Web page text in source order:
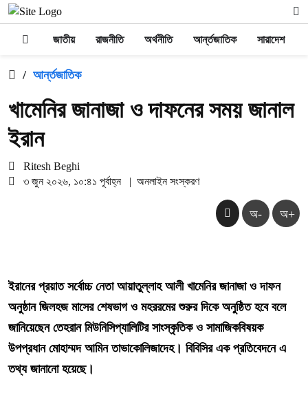
জাতীয় রাজনীতি অর্থনীতি আর্ন্তজাতিক সারাদেশ
/ আর্ন্তজাতিক
খামেনির জানাজা ও দাফনের সময় জানাল
ইরান
Ritesh Beghi
৩ জুন ২০২৬, ১০:৪১ পূর্বাহ্ন
| অনলাইন সংস্করণ
অ- অ+
ইরানের প্রয়াত সর্বোচ্চ নেতা আয়াতুল্লাহ আলী খামেনির জানাজা ও দাফন
অনুষ্ঠান জিলহজ মাসের শেষভাগ ও মহররমের শুরুর দিকে অনুষ্ঠিত হবে বলে
জানিয়েছেন তেহরান মিউনিসিপ্যালিটির সাংস্কৃতিক ও সামাজিকবিষয়ক
উপপ্রধান মোহাম্মদ আমিন তাভাকোলিজাদেহ। বিবিসির এক প্রতিবেদনে এ
তথ্য জানানো হয়েছে।